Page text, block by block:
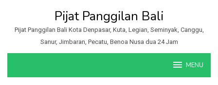
konten
Pijat Panggilan Bali
Pijat Panggilan Bali Kota Denpasar, Kuta, Legian, Seminyak, Canggu,
Sanur, Jimbaran, Pecatu, Benoa Nusa dua 24 Jam
MENU